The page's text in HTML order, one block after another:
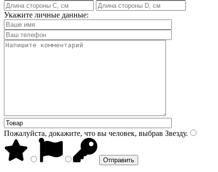
Укажите личные данные:
Пожалуйста, докажите, что вы человек, выбрав Звезду.